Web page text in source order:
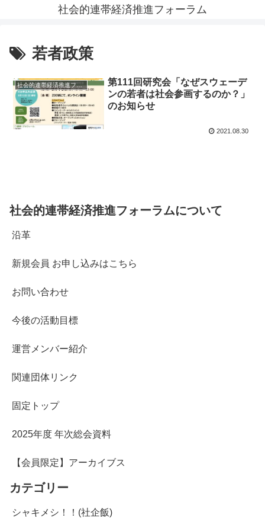
社会的連帯経済推進フォーラム
若者政策
社会的連帯経済推進フォーラム News
第111回研究会「なぜスウェーデ
ンの若者は社会参画するのか？」
のお知らせ
2021.08.30
社会的連帯経済推進フォーラムについて
沿革
新規会員 お申し込みはこちら
お問い合わせ
今後の活動目標
運営メンバー紹介
関連団体リンク
固定トップ
2025年度 年次総会資料
【会員限定】アーカイブス
カテゴリー
シャキメシ！！(社企飯)